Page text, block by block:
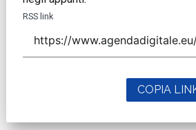
RSS link
COPIA